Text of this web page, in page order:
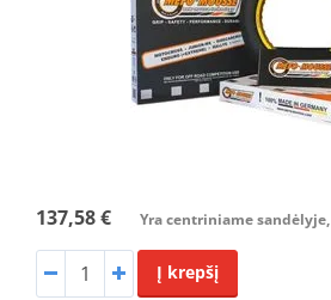
137,58 € Yra centriniame
Į krepšį